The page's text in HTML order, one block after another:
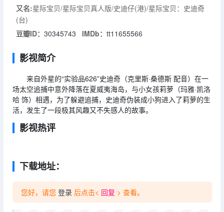
又名:星际宝贝/星际宝贝真人版/史迪仔(港)/星际宝贝：史迪奇
(台)
豆瓣ID： 30345743 IMDb： tt11655566
影视简介
来自外星的“实验品626”史迪奇（克里斯·桑德斯 配音）在一
场太空追捕中意外降落在夏威夷海岛，与小女孩莉萝（玛雅·凯洛
哈 饰）相遇，为了躲避追捕，史迪奇伪装成小狗进入了莉萝的生
活，发生了一段极其风趣又不失感人的故事。
影视热评
下载地址：
您好，请您 登录 后点击< 回复 > 查看。